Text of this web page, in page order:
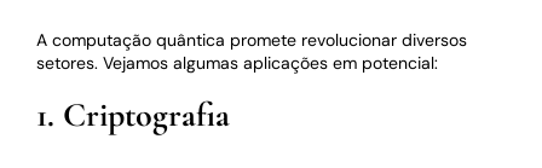
A computação quântica promete revolucionar diversos
setores. Vejamos algumas aplicações em potencial:
1. Criptografia